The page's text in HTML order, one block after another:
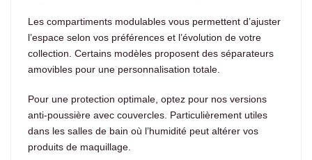
Les compartiments modulables vous permettent d’ajuster
l’espace selon vos préférences et l’évolution de votre
collection. Certains modèles proposent des séparateurs
amovibles pour une personnalisation totale.
Pour une protection optimale, optez pour nos versions
anti-poussière avec couvercles. Particulièrement utiles
dans les salles de bain où l’humidité peut altérer vos
produits de maquillage.